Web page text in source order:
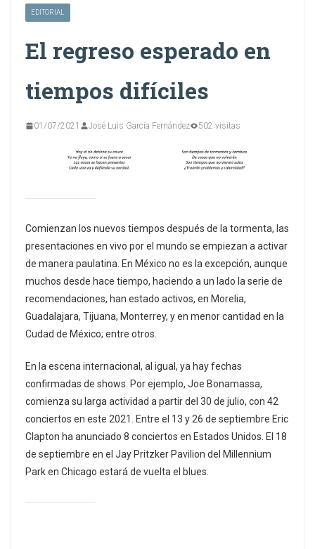
EDITORIAL
El regreso esperado en
tiempos difíciles
01/07/2021 José Luis García Fernández 502 visitas
Comienzan los nuevos tiempos después de la tormenta, las
presentaciones en vivo por el mundo se empiezan a activar
de manera paulatina. En México no es la excepción, aunque
muchos desde hace tiempo, haciendo a un lado la serie de
recomendaciones, han estado activos, en Morelia,
Guadalajara, Tijuana, Monterrey, y en menor cantidad en la
Cudad de México; entre otros.
En la escena internacional, al igual, ya hay fechas
confirmadas de shows. Por ejemplo, Joe Bonamassa,
comienza su larga actividad a partir del 30 de julio, con 42
conciertos en este 2021. Entre el 13 y 26 de septiembre Eric
Clapton ha anunciado 8 conciertos en Estados Unidos. El 18
de septiembre en el Jay Pritzker Pavilion del Millennium
Park en Chicago estará de vuelta el blues.